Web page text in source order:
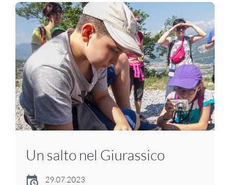
Un salto nel Giurassico
29.07.2023